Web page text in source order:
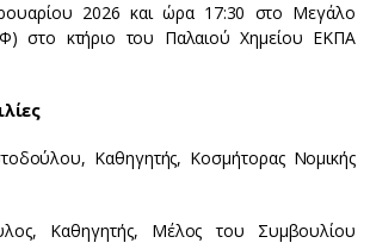
2026 και ώρα 17:30 στο Μεγάλο
στο κτήριο του Παλαιού Χημείου ΕΚΠΑ
Καθηγητής, Κοσμήτορας Νομικής
Καθηγητής, Μέλος του Συμβουλίου